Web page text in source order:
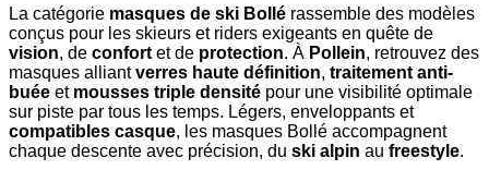
La catégorie masques de ski Bollé rassemble des modèles
conçus pour les skieurs et riders exigeants en quête de
vision, de confort et de protection. À Pollein, retrouvez des
masques alliantverres haute définition, traitement anti-
buée et mousses triple densité pour une visibilité optimale
sur piste par tous les temps. Légers, enveloppants et
compatibles casque, les masques Bollé accompagnent
chaque descente avec précision, du ski alpin au freestyle.